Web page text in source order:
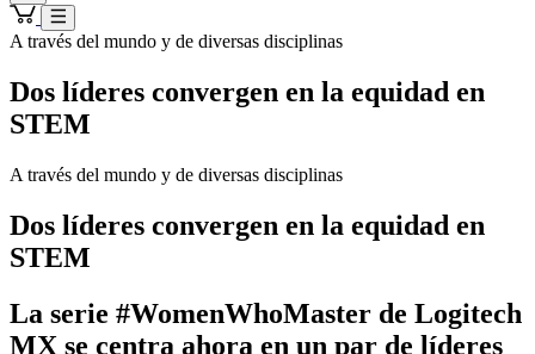
A través del mundo y de diversas disciplinas
Dos líderes convergen en la equidad en
STEM
A través del mundo y de diversas disciplinas
Dos líderes convergen en la equidad en
STEM
La serie #WomenWhoMaster de Logitech
MX se centra ahora en un par de líderes